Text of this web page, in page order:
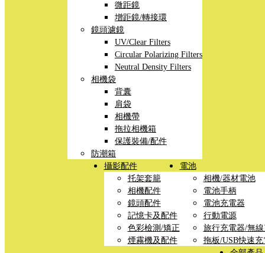
微距鏡
增距鏡/轉接環
鏡頭濾鏡
UV/Clear Filters
Circular Polarizing Filters
Neutral Density Filters
相機袋
背囊
肩袋
相機帶
拖拉相機箱
保護裝備/配件
防潮箱
攝影配件
托架套籠
相機配件
鏡頭配件
記憶卡及配件
色彩檢測/矯正
煙霧機及配件
電池
相機/器材電池
電池手柄
電池充電器
行動電源
旅行充電器/無
拖板/USB快速充